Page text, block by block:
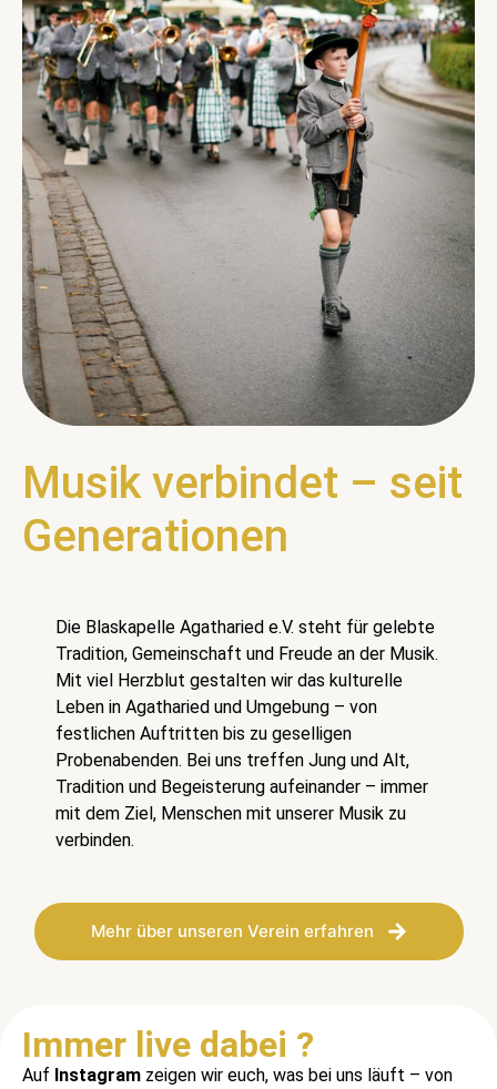
Musik verbindet – seit
Generationen
Die Blaskapelle Agatharied e.V. steht für gelebte
Tradition, Gemeinschaft und Freude an der Musik.
Mit viel Herzblut gestalten wir das kulturelle
Leben in Agatharied und Umgebung – von
festlichen Auftritten bis zu geselligen
Probenabenden. Bei uns treffen Jung und Alt,
Tradition und Begeisterung aufeinander – immer
mit dem Ziel, Menschen mit unserer Musik zu
verbinden.
Mehr über unseren Verein erfahren
Immer live dabei ?
Auf Instagram zeigen wir euch, was bei uns läuft – von